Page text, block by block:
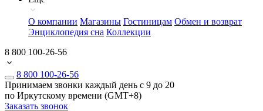
О компании Магазины Гостиницам Обмен и возврат
Энциклопедия сна Коллекции
8 800 100-26-56
8 800 100-26-56
Принимаем звонки каждый день с 9 до 20
по Иркутскому времени (GMT+8)
Заказать звонок